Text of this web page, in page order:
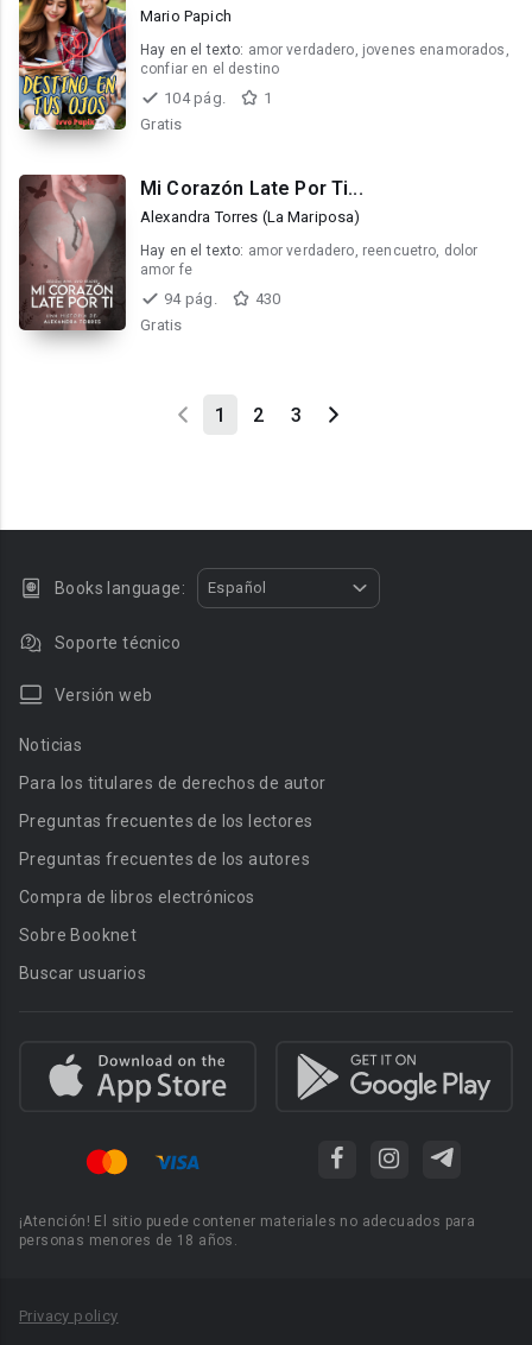
Mario Papich
Hay en el texto: amor verdadero, jovenes enamorados,
confiar en el destino
104 pág.
1
Gratis
Mi Corazón Late Por Ti...
Alexandra Torres (La Mariposa)
Hay en el texto: amor verdadero, reencuetro, dolor
amor fe
94 pág.
430
Gratis
1 2 3
Books language: Español
Soporte técnico
Versión web
Noticias
Para los titulares de derechos de autor
Preguntas frecuentes de los lectores
Preguntas frecuentes de los autores
Compra de libros electrónicos
Sobre Booknet
Buscar usuarios
¡Atención! El sitio puede contener materiales no adecuados para
personas menores de 18 años.
Privacy policy